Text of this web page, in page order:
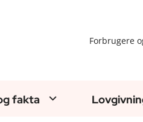
Forbrugere
fakta